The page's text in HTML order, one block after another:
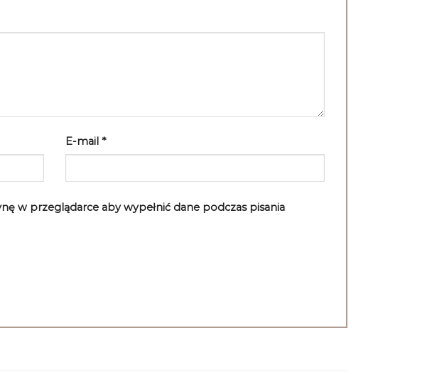
E-mail *
w przeglądarce aby wypełnić dane podczas pisania